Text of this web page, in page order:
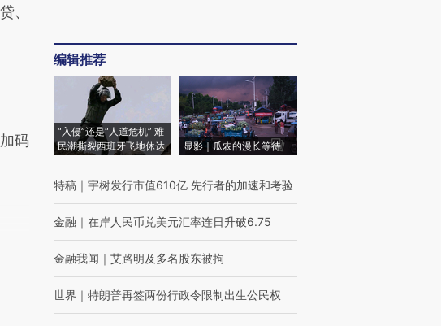
、
码
编辑推荐
“入侵”还是“人道危机” 难
民潮撕裂西班牙飞地休达
显影｜瓜农的漫长等待
特稿 ｜ 宇树发行市值610亿 先行者的加速和考验
金融 ｜ 在岸人民币兑美元汇率连日升破6.75
金融我闻 ｜ 艾路明及多名股东被拘
世界 ｜ 特朗普再签两份行政令限制出生公民权